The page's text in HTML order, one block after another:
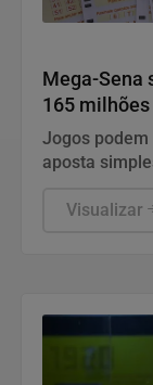
Mega-Sena
165
Jogos
aposta
Visualizar